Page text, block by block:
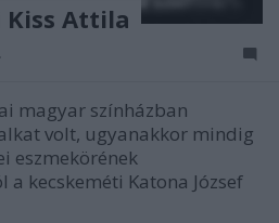
Kiss Attila
magyar színházban
volt, ugyanakkor mindig
eszmekörének
kecskeméti Katona József